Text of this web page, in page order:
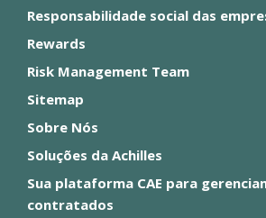
Responsabilidade social das
Rewards
Risk Management Team
Sitemap
Sobre Nós
Soluções da Achilles
Sua plataforma CAE para
contratados